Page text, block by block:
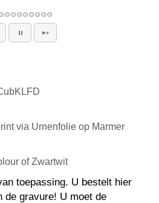
via Urnenfolie op Marmer
of Zwartwit
toepassing. U bestelt hier
de gravure! U moet de